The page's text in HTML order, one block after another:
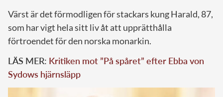
Värst är det förmodligen för stackars kung Harald, 87,
som har vigt hela sitt liv åt att upprätthålla
förtroendet för den norska monarkin.
LÄS MER: Kritiken mot ”På spåret” efter Ebba von
Sydows hjärnsläpp